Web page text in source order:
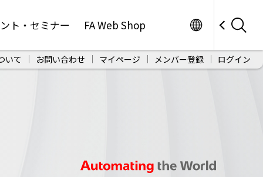
ト・セミナー FA Web Shop
いて お問い合わせ マイページ メンバー登録 ログイン